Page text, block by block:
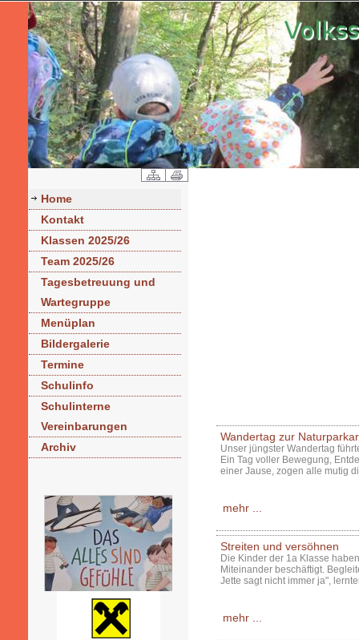
Home
Kontakt
Klassen 2025/26
Team 2025/26
Tagesbetreuung und
Wartegruppe
Menüplan
Bildergalerie
Termine
Schulinfo
Schulinterne
Vereinbarungen
Archiv
Wandertag zur
Unser jüngster Wandertag
Ein Tag voller Bewegung,
einer Jause, zogen alle mutig
mehr ...
Streiten und versöhnen
Die Kinder der 1a Klasse
Miteinander beschäftigt.
Jette sagt nicht immer ja",
mehr ...